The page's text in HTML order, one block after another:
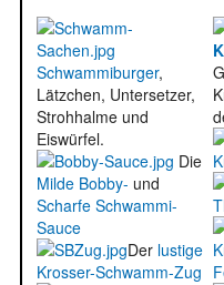
Schwammiburger,
Lätzchen, Untersetzer,
Strohhalme und
Eiswürfel.
Die
Milde Bobby- und
Scharfe Schwammi-
Sauce
Der lustige
Krosser-Schwamm-Zug